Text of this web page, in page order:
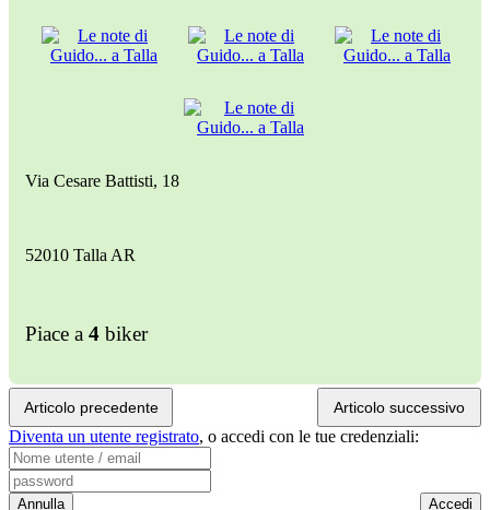
Via Cesare Battisti, 18
52010 Talla AR
Piace a 4 biker
Articolo precedente Articolo successivo
Diventa un utente registrato, o accedi con le tue credenziali: